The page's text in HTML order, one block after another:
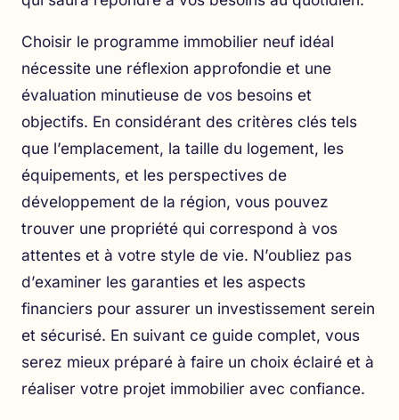
Choisir le programme immobilier neuf idéal
nécessite une réflexion approfondie et une
évaluation minutieuse de vos besoins et
objectifs. En considérant des critères clés tels
que l’emplacement, la taille du logement, les
équipements, et les perspectives de
développement de la région, vous pouvez
trouver une propriété qui correspond à vos
attentes et à votre style de vie. N’oubliez pas
d’examiner les garanties et les aspects
financiers pour assurer un investissement serein
et sécurisé. En suivant ce guide complet, vous
serez mieux préparé à faire un choix éclairé et à
réaliser votre projet immobilier avec confiance.